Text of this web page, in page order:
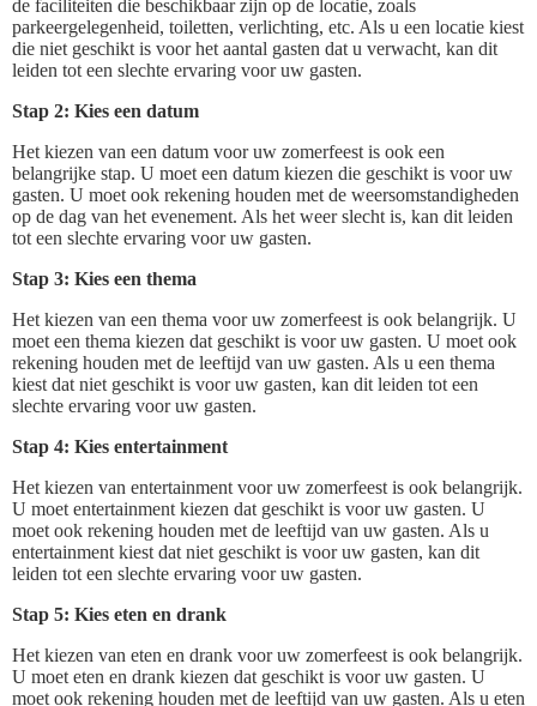
de faciliteiten die beschikbaar zijn op de locatie, zoals
parkeergelegenheid, toiletten, verlichting, etc. Als u een locatie kiest
die niet geschikt is voor het aantal gasten dat u verwacht, kan dit
leiden tot een slechte ervaring voor uw gasten.
Stap 2: Kies een datum
Het kiezen van een datum voor uw zomerfeest is ook een
belangrijke stap. U moet een datum kiezen die geschikt is voor uw
gasten. U moet ook rekening houden met de weersomstandigheden
op de dag van het evenement. Als het weer slecht is, kan dit leiden
tot een slechte ervaring voor uw gasten.
Stap 3: Kies een thema
Het kiezen van een thema voor uw zomerfeest is ook belangrijk. U
moet een thema kiezen dat geschikt is voor uw gasten. U moet ook
rekening houden met de leeftijd van uw gasten. Als u een thema
kiest dat niet geschikt is voor uw gasten, kan dit leiden tot een
slechte ervaring voor uw gasten.
Stap 4: Kies entertainment
Het kiezen van entertainment voor uw zomerfeest is ook belangrijk.
U moet entertainment kiezen dat geschikt is voor uw gasten. U
moet ook rekening houden met de leeftijd van uw gasten. Als u
entertainment kiest dat niet geschikt is voor uw gasten, kan dit
leiden tot een slechte ervaring voor uw gasten.
Stap 5: Kies eten en drank
Het kiezen van eten en drank voor uw zomerfeest is ook belangrijk.
U moet eten en drank kiezen dat geschikt is voor uw gasten. U
moet ook rekening houden met de leeftijd van uw gasten. Als u eten